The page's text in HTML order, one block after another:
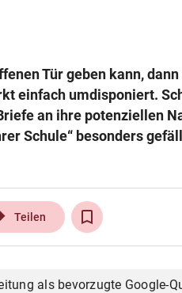
KG 2026
Tür geben kann,
einfach umdisponiert.
an ihre potenziellen
Schule“ besonders
Teilen
als bevorzugte Google-